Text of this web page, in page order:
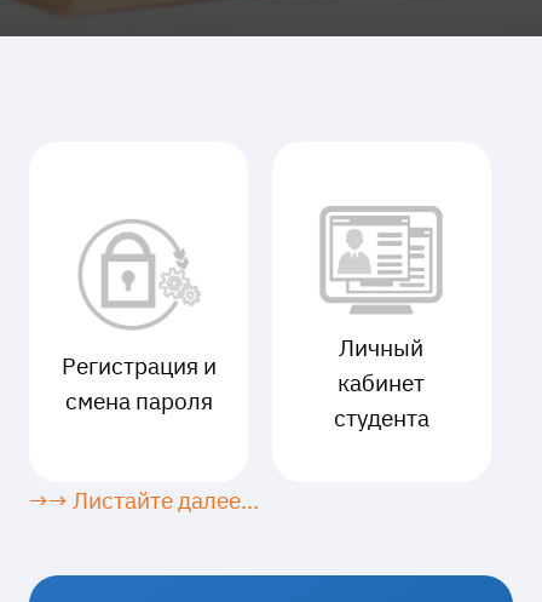
Регистрация и
смена пароля
Личный
кабинет
студента
→→ Листайте далее...